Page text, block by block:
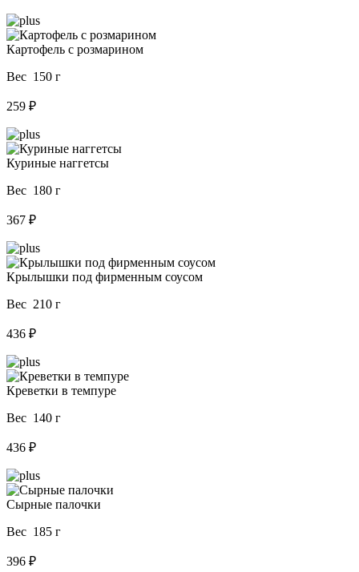
Картофель с розмарином
Вес 150 г
259 ₽
Куриные наггетсы
Вес 180 г
367 ₽
Крылышки под фирменным соусом
Вес 210 г
436 ₽
Креветки в темпуре
Вес 140 г
436 ₽
Сырные палочки
Вес 185 г
396 ₽